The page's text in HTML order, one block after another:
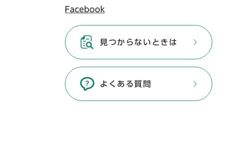
Facebook
見つからないときは
よくある質問